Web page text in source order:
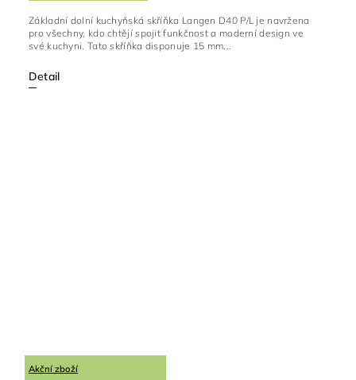
Detail
Základní dolní kuchyňská skříňka Langen D40 P/L je navržena
pro všechny, kdo chtějí spojit funkčnost a moderní design ve
své kuchyni. Tato skříňka disponuje 15 mm...
Akční zboží